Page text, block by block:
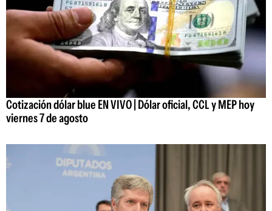
Cotización dólar blue EN VIVO | Dólar oficial, CCL y MEP hoy
viernes 7 de agosto